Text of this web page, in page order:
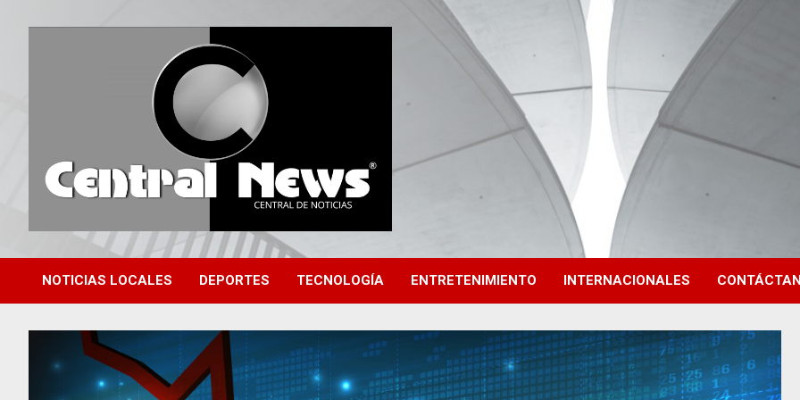
Central News HN
Central de Noticias
NOTICIAS LOCALES DEPORTES TECNOLOGÍA ENTRETENIMIENTO INTERNACIONALES